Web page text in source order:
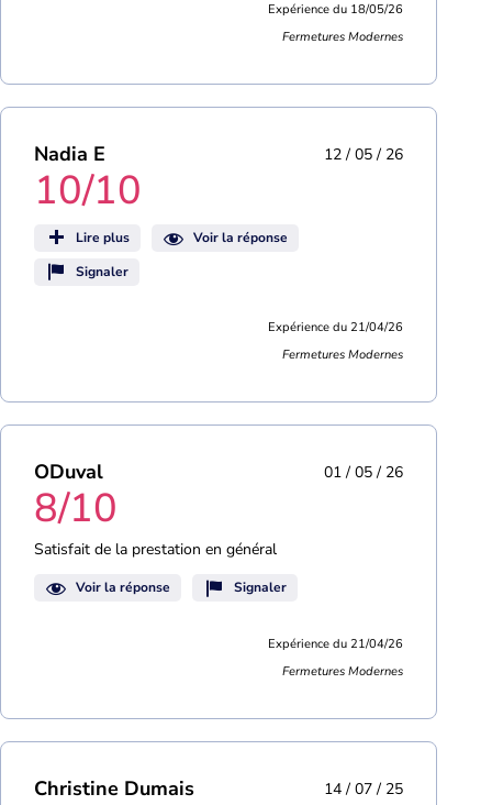
Expérience du 18/05/26
Fermetures Modernes
Nadia E 12 / 05 / 26
10/10
Lire plus
Voir la réponse
Signaler
Expérience du 21/04/26
Fermetures Modernes
ODuval 01 / 05 / 26
8/10
Satisfait de la prestation en général
Voir la réponse Signaler
Expérience du 21/04/26
Fermetures Modernes
Christine Dumais 14 / 07 / 25